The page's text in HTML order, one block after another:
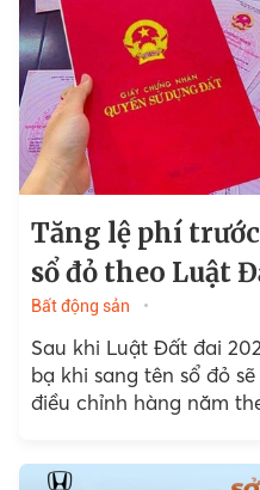
Tăng lệ phí
sổ đỏ theo Luật
Bất động sản
Sau khi Luật Đất đai
bạ khi sang tên sổ đỏ
điều chỉnh hàng năm